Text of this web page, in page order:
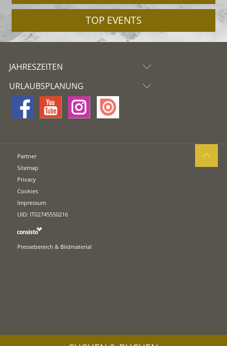
TOP EVENTS
JAHRESZEITEN
URLAUBSPLANUNG
Partner
Sitemap
Privacy
Cookies
Impressum
UID: IT02745550216
Pressebereich & Bildmaterial